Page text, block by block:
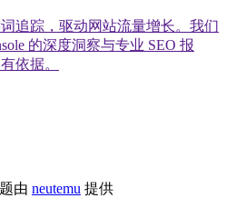
追踪，驱动网站流量增长。我们
的深度洞察与专业 SEO 报
依据。
由 neutemu 提供